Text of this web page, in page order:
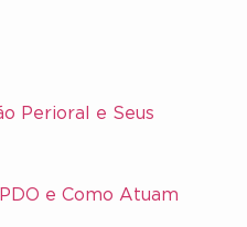
Perioral e Seus
e Como Atuam